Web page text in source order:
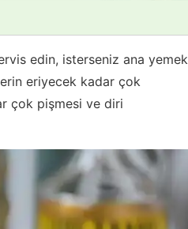
edin, isterseniz ana yemek
eriyecek kadar çok
çok pişmesi ve diri